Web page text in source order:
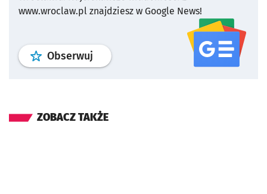
www.wroclaw.pl znajdziesz w Google News!
Obserwuj profil serwisu
ZOBACZ TAKŻE